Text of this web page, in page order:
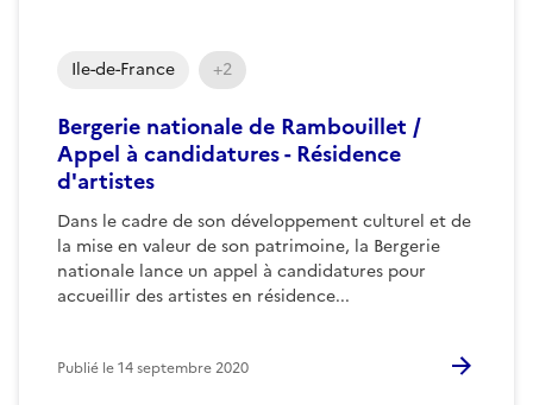
Bergerie nationale de Rambouillet /
Appel à candidatures - Résidence
d'artistes
Dans le cadre de son développement culturel et de
la mise en valeur de son patrimoine, la Bergerie
nationale lance un appel à candidatures pour
accueillir des artistes en résidence...
Ile-de-France +2
Publié le14 septembre 2020